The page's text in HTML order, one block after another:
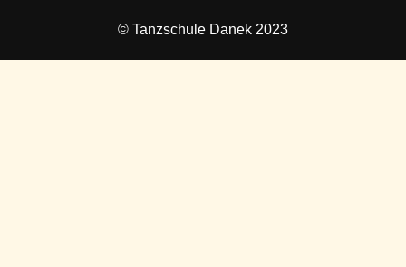
© Tanzschule Danek 2023